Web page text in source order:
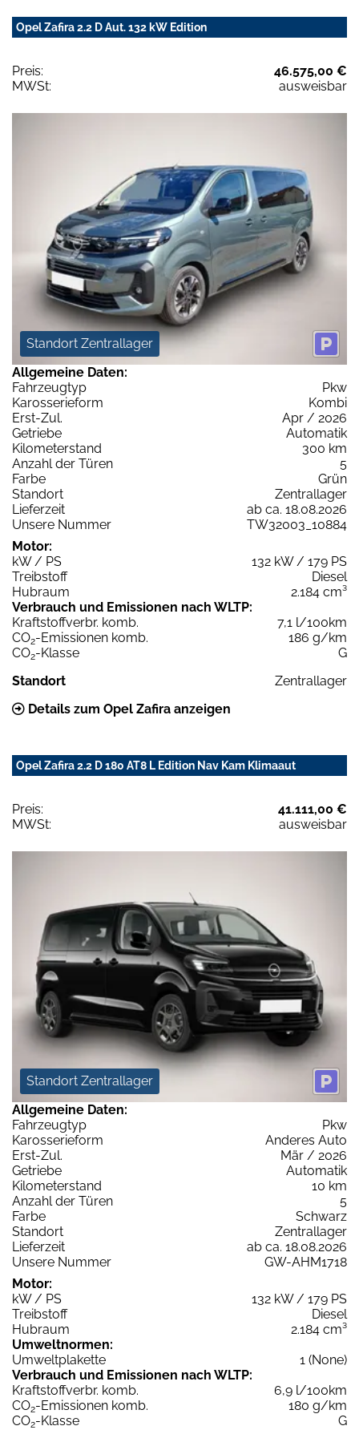
Opel Zafira 2.2 D Aut. 132 kW Edition
Preis:
46.575,00 €
MWSt:
ausweisbar
Standort Zentrallager
Allgemeine Daten:
Fahrzeugtyp
Pkw
Karosserieform
Kombi
Erst-Zul.
Apr / 2026
Getriebe
Automatik
Kilometerstand
300 km
Anzahl der Türen
5
Farbe
Grün
Standort
Zentrallager
Lieferzeit
ab ca. 18.08.2026
Unsere Nummer
TW32003_10884
Motor:
kW / PS
132 kW / 179 PS
Treibstoff
Diesel
Hubraum
2.184 cm³
Verbrauch und Emissionen nach WLTP:
Kraftstoffverbr. komb.
7,1 l/100km
CO2-Emissionen komb.
186 g/km
CO2-Klasse
G
Standort
Zentrallager
Details zum Opel Zafira anzeigen
Opel Zafira 2.2 D 180 AT8 L Edition Nav Kam Klimaaut
Preis:
41.111,00 €
MWSt:
ausweisbar
Standort Zentrallager
Allgemeine Daten:
Fahrzeugtyp
Pkw
Karosserieform
Anderes Auto
Erst-Zul.
Mär / 2026
Getriebe
Automatik
Kilometerstand
10 km
Anzahl der Türen
5
Farbe
Schwarz
Standort
Zentrallager
Lieferzeit
ab ca. 18.08.2026
Unsere Nummer
GW-AHM1718
Motor:
kW / PS
132 kW / 179 PS
Treibstoff
Diesel
Hubraum
2.184 cm³
Umweltnormen:
Umweltplakette
1 (None)
Verbrauch und Emissionen nach WLTP:
Kraftstoffverbr. komb.
6,9 l/100km
CO2-Emissionen komb.
180 g/km
CO2-Klasse G